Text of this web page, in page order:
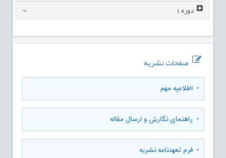
دوره1
صفحات نشریه
• اطلاعیه مهم
• راهنمای نگارش و ارسال مقاله
• فرم تعهدنامه نشریه